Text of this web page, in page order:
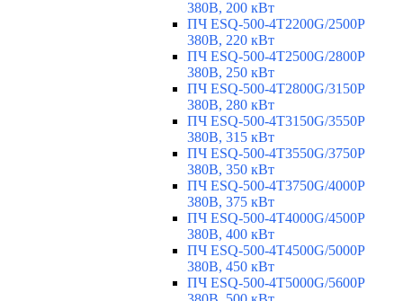
380В, 200 кВт
ПЧ ESQ-500-4T2200G/2500P
380В, 220 кВт
ПЧ ESQ-500-4T2500G/2800P
380В, 250 кВт
ПЧ ESQ-500-4T2800G/3150P
380В, 280 кВт
ПЧ ESQ-500-4T3150G/3550P
380В, 315 кВт
ПЧ ESQ-500-4T3550G/3750P
380В, 350 кВт
ПЧ ESQ-500-4T3750G/4000P
380В, 375 кВт
ПЧ ESQ-500-4T4000G/4500P
380В, 400 кВт
ПЧ ESQ-500-4T4500G/5000P
380В, 450 кВт
ПЧ ESQ-500-4T5000G/5600P